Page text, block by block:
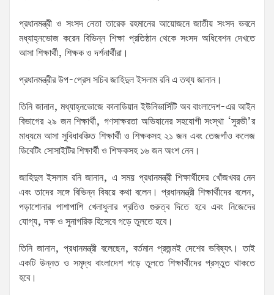
প্রধানমন্ত্রী ও সংসদ নেতা তারেক রহমানের আয়োজনে জাতীয় সংসদ ভবনে
মধ্যাহ্নভোজ করেন বিভিন্ন শিক্ষা প্রতিষ্ঠান থেকে সংসদ অধিবেশন দেখতে
আসা শিক্ষার্থী, শিক্ষক ও দর্শনার্থীরা।
প্রধানমন্ত্রীর উপ-প্রেস সচিব জাহিদুল ইসলাম রনি এ তথ্য জানান।
তিনি জানান, মধ্যাহ্নভোজে কানাডিয়ান ইউনিভার্সিটি অব বাংলাদেশ-এর আইন
বিভাগের ২৯ জন শিক্ষার্থী, গণসাক্ষরতা অভিযানের সহযোগী সংস্থা ‘সুরভী’র
মাধ্যমে আসা সুবিধাবঞ্চিত শিক্ষার্থী ও শিক্ষকসহ ২১ জন এবং তেজগাঁও কলেজ
ডিবেটিং সোসাইটির শিক্ষার্থী ও শিক্ষকসহ ১৬ জন অংশ নেন।
জাহিদুল ইসলাম রনি জানান, এ সময় প্রধানমন্ত্রী শিক্ষার্থীদের খোঁজখবর নেন
এবং তাদের সঙ্গে বিভিন্ন বিষয়ে কথা বলেন। প্রধানমন্ত্রী শিক্ষার্থীদের বলেন,
পড়াশোনার পাশাপাশি খেলাধুলার প্রতিও গুরুত্ব দিতে হবে এবং নিজেদের
যোগ্য, দক্ষ ও সুনাগরিক হিসেবে গড়ে তুলতে হবে।
তিনি জানান, প্রধানমন্ত্রী বলেছেন, বর্তমান প্রজন্মই দেশের ভবিষ্যৎ। তাই
একটি উন্নত ও সমৃদ্ধ বাংলাদেশ গড়ে তুলতে শিক্ষার্থীদের প্রস্তুত থাকতে
হবে।